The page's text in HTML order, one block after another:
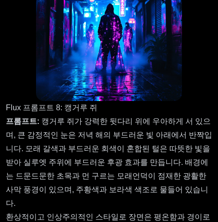
Flux 프롬프트 8: 캥거루 쥐
프롬프트: 캥거루 쥐가 강력한 뒷다리 위에 우아하게 서 있으
며, 큰 감정적인 눈은 저녁 해의 부드러운 빛 아래에서 반짝입
니다. 모래 갈색과 부드러운 회색이 혼합된 털은 따뜻한 빛을
받아 실루엣 주위에 부드러운 후광 효과를 만듭니다. 배경에
는 드문드문한 초목과 먼 구르는 모래언덕이 점재한 광활한
사막 풍경이 있으며, 주황색과 보라색 색조로 물들어 있습니
다.
환상적이고 인상주의적인 스타일로 장면은 평온함과 경이로